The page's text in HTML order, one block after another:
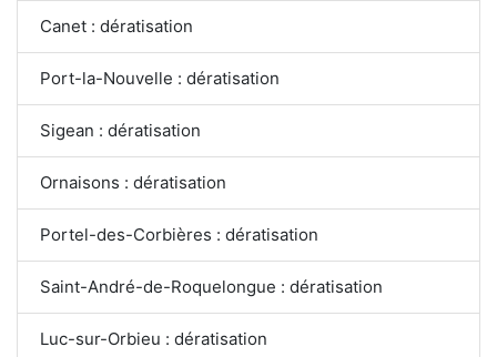
Canet : dératisation
Port-la-Nouvelle : dératisation
Sigean : dératisation
Ornaisons : dératisation
Portel-des-Corbières : dératisation
Saint-André-de-Roquelongue : dératisation
Luc-sur-Orbieu : dératisation